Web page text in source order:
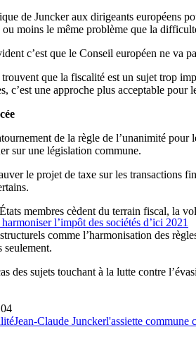
de Juncker aux dirigeants européens
ou moins le même problème que la
c’est que le Conseil européen ne va
trouvent que la fiscalité est un sujet trop
c’est une approche plus acceptable pour
de la règle de l’unanimité
sur une législation commune.
le projet de taxe sur les transactions
l’impôt des sociétés d’ici 2021
membres cèdent du terrain fiscal, la
comme l’harmonisation des
seulement.
des sujets touchant à la lutte contre
Jean-Claude Junckerl'assiette commune